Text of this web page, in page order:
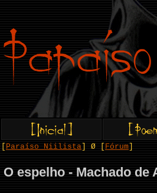
Paraíso Niilista ] Ø [ Fórum
O espelho - Machado de